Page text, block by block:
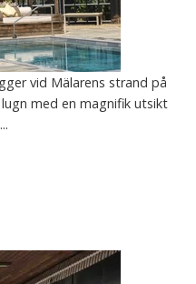
vid Mälarens strand på
med en magnifik utsikt